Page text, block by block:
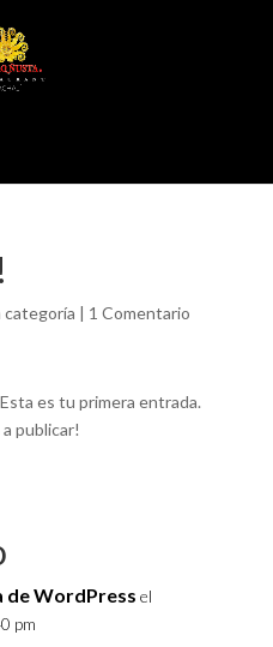
categoría | 1 Comentario
es tu primera entrada.
publicar!
de WordPress el
pm